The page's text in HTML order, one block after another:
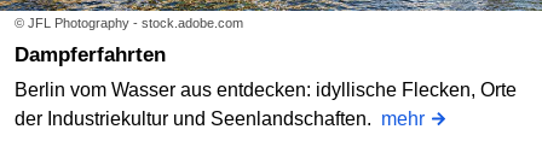
© JFL Photography - stock.adobe.com
Dampferfahrten
Berlin vom Wasser aus entdecken: idyllische Flecken, Orte
der Industriekultur und Seenlandschaften. mehr